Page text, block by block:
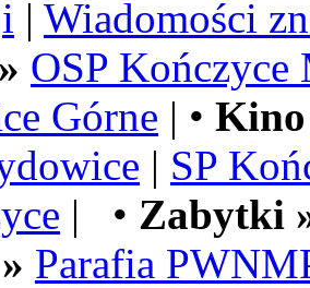
| Wiadomości
OSP Kończyce
Górne | •
| SP
| • Zabytki
Parafia